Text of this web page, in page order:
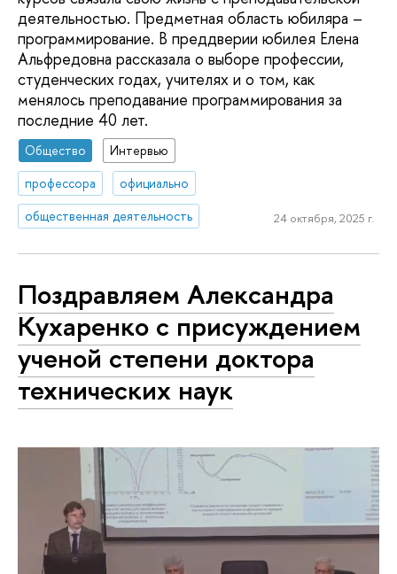
деятельностью. Предметная область юбиляра –
программирование. В преддверии юбилея Елена
Альфредовна рассказала о выборе профессии,
студенческих годах, учителях и о том, как
менялось преподавание программирования за
последние 40 лет.
Общество
Интервью
профессора
официально
общественная деятельность
24 октября, 2025 г.
Поздравляем Александра
Кухаренко с присуждением
ученой степени доктора
технических наук